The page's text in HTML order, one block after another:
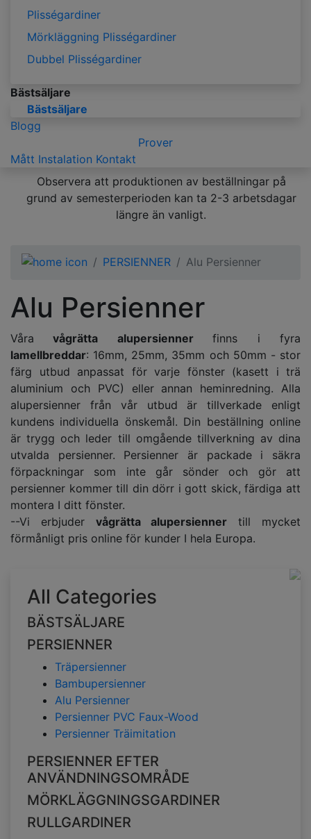
Plisségardiner
Mörkläggning Plisségardiner
Dubbel Plisségardiner
Bästsäljare
Bästsäljare
Blogg
Prover
Mått Instalation Kontakt
Observera att produktionen av beställningar på
grund av semesterperioden kan ta 2-3 arbetsdagar
längre än vanligt.
PERSIENNER Alu Persienner
Alu Persienner
Våra vågrätta alupersiennerfinns i fyra
lamellbreddar: 16mm, 25mm, 35mm och 50mm - stor
färg utbud anpassat för varje fönster (kasett i trä
aluminium och PVC) eller annan heminredning. Alla
alupersienner från vår utbud är tillverkade enligt
kundens individuella önskemål. Din beställning online
är trygg och leder till omgående tillverkning av dina
utvalda persienner. Persienner är packade i säkra
förpackningar som inte går sönder och gör att
persienner kommer till din dörr i gott skick, färdiga att
montera I ditt fönster.
--Vi erbjuder vågrätta alupersienner till mycket
förmånligt pris online för kunder I hela Europa.
All Categories
BÄSTSÄLJARE
PERSIENNER
Träpersienner
Bambupersienner
Alu Persienner
Persienner PVC Faux-Wood
Persienner Träimitation
PERSIENNER EFTER
ANVÄNDNINGSOMRÅDE
MÖRKLÄGGNINGSGARDINER
RULLGARDINER